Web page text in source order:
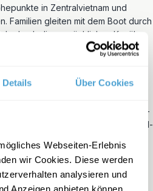
Details Über Cookies
Webseiten-Erlebnis
wir Cookies. Diese werden
analysieren und
Anzeigen anbieten können,
in Zentralvietnam und
Familien gleiten mit dem Boot durch
durch die gemächlichen Kanäle
die Laternenstraßen von Hoi
Workshops lassen
es beim Zubereiten
beim
. In Ho-
lebhafte Metropole mit Streetfood-
Mekong-Delta schwimmende
zu Entdeckungstouren
nur eine Reise durch Landschaft